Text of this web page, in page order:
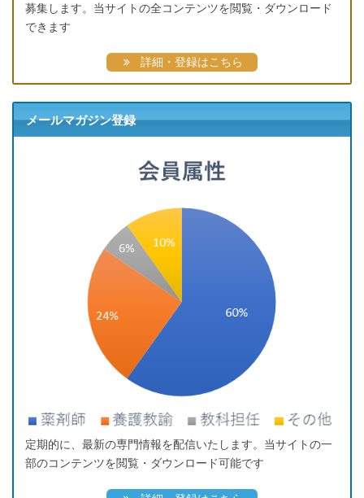
募集します。当サイトの全コンテンツを閲覧・ダウンロード
できます
詳細・登録はこちら
メールマガジン登録
定期的に、最新の専門情報を配信いたします。当サイトの一
部のコンテンツを閲覧・ダウンロード可能です